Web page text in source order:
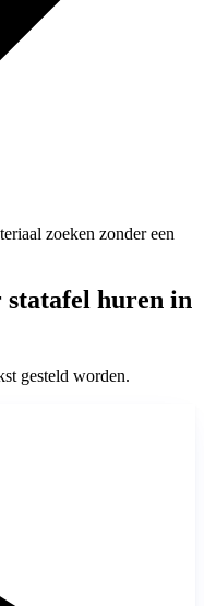
zoeken zonder een
statafel huren in
gesteld worden.